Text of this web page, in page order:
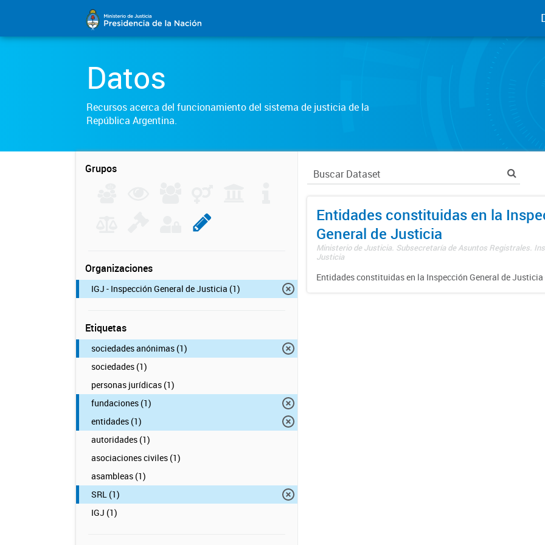
Datos
Recursos acerca del funcionamiento del sistema de justicia de la
República Argentina.
Grupos
Organizaciones
IGJ - Inspección General de Justicia (1)
Etiquetas
sociedades anónimas (1)
sociedades (1)
personas jurídicas (1)
fundaciones (1)
entidades (1)
autoridades (1)
asociaciones civiles (1)
asambleas (1)
SRL (1)
IGJ (1)
Entidades constituidas en la
General de Justicia
Ministerio de Justicia. Subsecretaría de Asuntos Registrales.
Justicia
Entidades constituidas en la Inspección General de Justicia